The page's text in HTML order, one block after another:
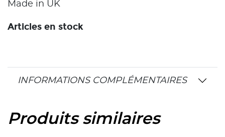
Made in UK
Articles en stock
INFORMATIONS COMPLÉMENTAIRES
Produits similaires